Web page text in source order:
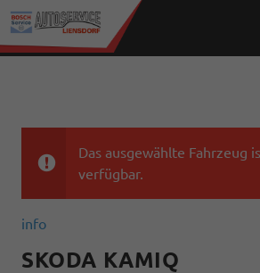
Das ausgewählte Fahrzeug
verfügbar.
info
SKODA KAMIQ